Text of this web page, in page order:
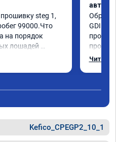
steg 1,
99000.Что
на порядок
лошадей
соответственно
наборе
отзывчевее. В
GDI.
похоже
Читать
Kefico_CPEGP2_10_1